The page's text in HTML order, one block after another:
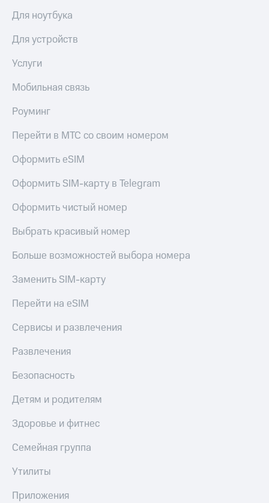
Для ноутбука
Для устройств
Услуги
Мобильная связь
Роуминг
Перейти в МТС со своим номером
Оформить eSIM
Оформить SIM-карту в Telegram
Оформить чистый номер
Выбрать красивый номер
Больше возможностей выбора номера
Заменить SIM-карту
Перейти на eSIM
Сервисы и развлечения
Развлечения
Безопасность
Детям и родителям
Здоровье и фитнес
Семейная группа
Утилиты
Приложения